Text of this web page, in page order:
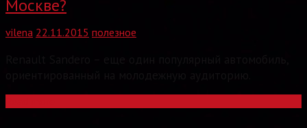
Москве?
vilena 22.11.2015 полезное